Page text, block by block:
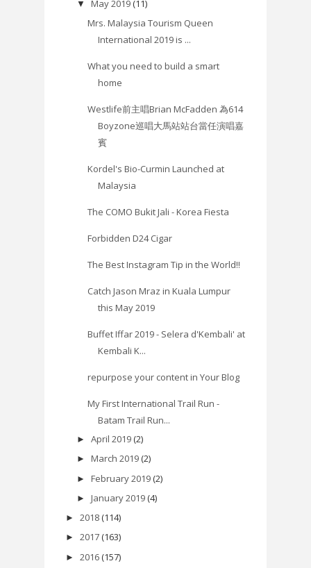
▼ May 2019 (11)
Mrs. Malaysia Tourism Queen
International 2019 is ...
What you need to build a smart
home
Westlife前主唱Brian McFadden 為614
Boyzone巡唱大馬站站台當任演唱嘉
賓
Kordel's Bio-Curmin Launched at
Malaysia
The COMO Bukit Jali - Korea Fiesta
Forbidden D24 Cigar
The Best Instagram Tip in the World!!
Catch Jason Mraz in Kuala Lumpur
this May 2019
Buffet Iffar 2019 - Selera d'Kembali' at
Kembali K...
repurpose your content in Your Blog
My First International Trail Run -
Batam Trail Run...
► April 2019 (2)
► March 2019 (2)
► February 2019 (2)
► January 2019 (4)
► 2018 (114)
► 2017 (163)
► 2016 (157)